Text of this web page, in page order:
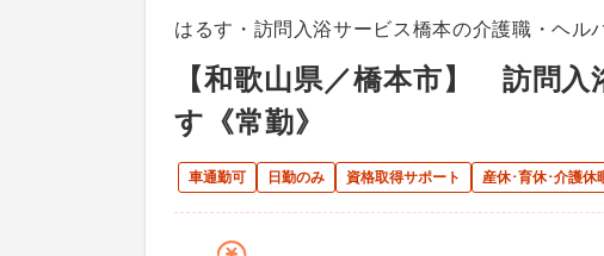
はるす・訪問入浴サービス橋本の介護職・ヘル
【和歌山県／橋本市】 訪問
す《常勤》
車通勤可 日勤のみ 資格取得サポート 産休･育休･介護休